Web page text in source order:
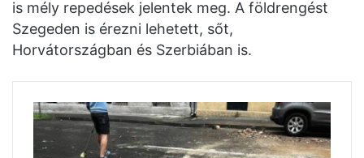
is mély repedések jelentek meg. A földrengést
Szegeden is érezni lehetett, sőt,
Horvátországban és Szerbiában is.